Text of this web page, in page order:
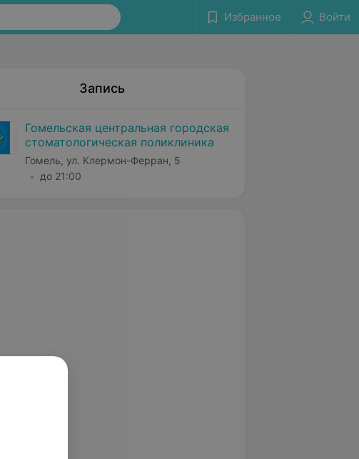
Избранное Войти
Запись
Гомельская центральная городская
стоматологическая поликлиника
Гомель, ул. Клермон-Ферран, 5
до 21:00